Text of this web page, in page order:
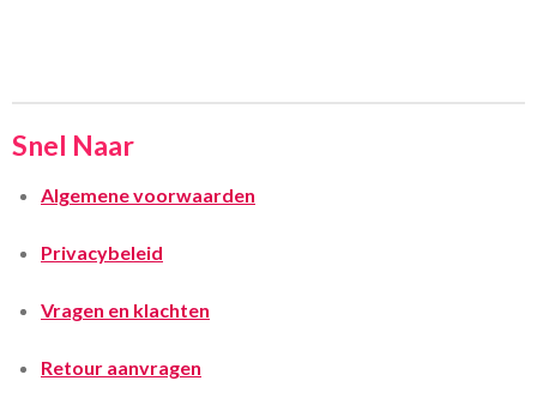
Snel Naar
Algemene voorwaarden
Privacybeleid
Vragen en klachten
Retour aanvragen